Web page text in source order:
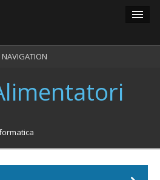
NAVIGATION